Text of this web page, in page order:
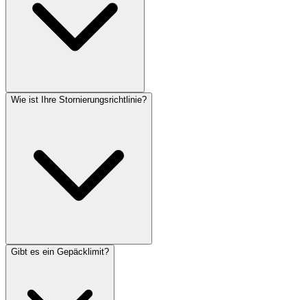
Wie ist Ihre Stornierungsrichtlinie?
Gibt es ein Gepäcklimit?